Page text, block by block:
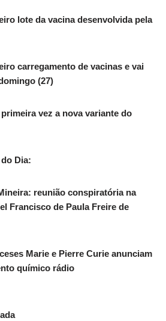
lote da vacina desenvolvida pela
carregamento de vacinas e vai
(27)
vez a nova variante do
Dia:
reunião conspiratória na
Francisco de Paula Freire de
Marie e Pierre Curie anunciam
químico rádio